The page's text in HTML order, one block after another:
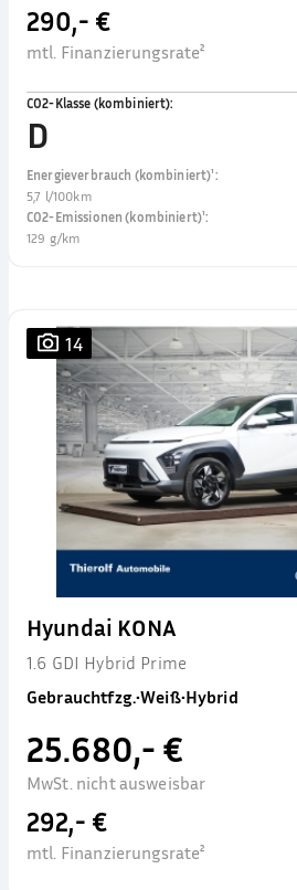
290,- €
mtl. Finanzierungsrate²
CO2-Klasse (kombiniert):
D
Energieverbrauch (kombiniert)¹:
5,7 l/100km
CO2-Emissionen (kombiniert)¹:
129 g/km
14
Hyundai KONA
1.6 GDI Hybrid Prime
Gebrauchtfzg.•Weiß•Hybrid
25.680,- €
MwSt. nicht ausweisbar
292,- €
mtl. Finanzierungsrate²